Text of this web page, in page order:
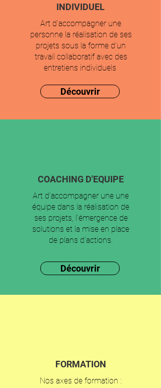
INDIVIDUEL
Art d'accompagner une
personne la réalisation de ses
projets sous la forme d’un
travail collaboratif avec des
entretiens individuels
Découvrir
COACHING D'EQUIPE
Art d'accompagner une une
équipe dans la réalisation de
ses projets, l’émergence de
solutions et la mise en place
de plans d’actions.
Découvrir
FORMATION
Nos axes de formation :